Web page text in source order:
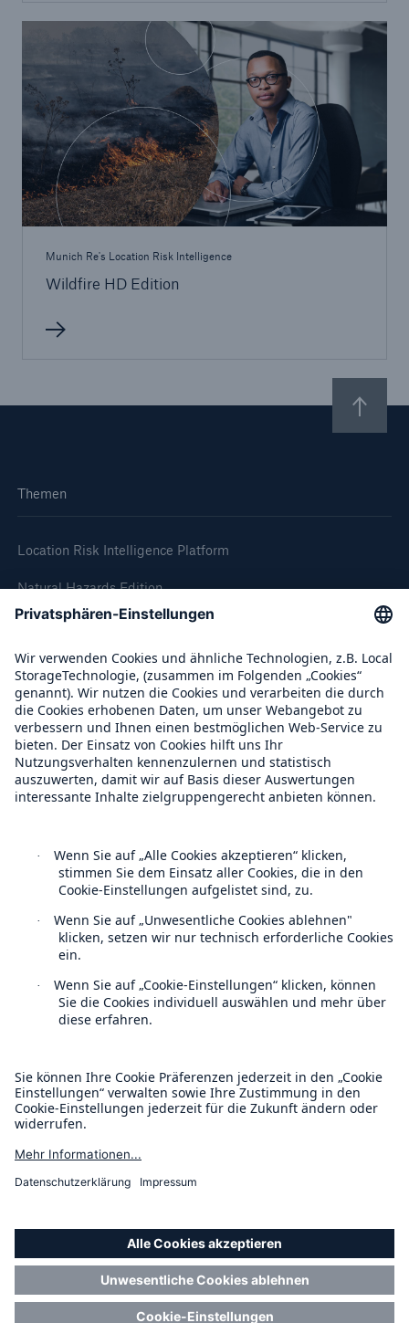
Munich Re's Location Risk Intelligence
Wildfire HD Edition
Themen
Location Risk Intelligence Platform
Natural Hazards Edition
Climate Change Edition
Climate Financial Impact Edition
Wildfire HD Edition
On-Demand
Reporting Edition
Über uns
Veranstaltungen
Location Risk Intelligence Support
Datenschutz
Cookie Einstellungen
Impressum
Barrierefreiheit-Modus